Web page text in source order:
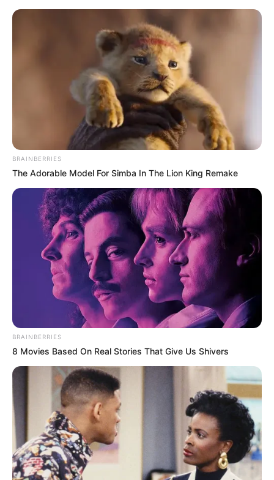
BRAINBERRIES
The Adorable Model For Simba In The Lion King Remake
BRAINBERRIES
8 Movies Based On Real Stories That Give Us Shivers